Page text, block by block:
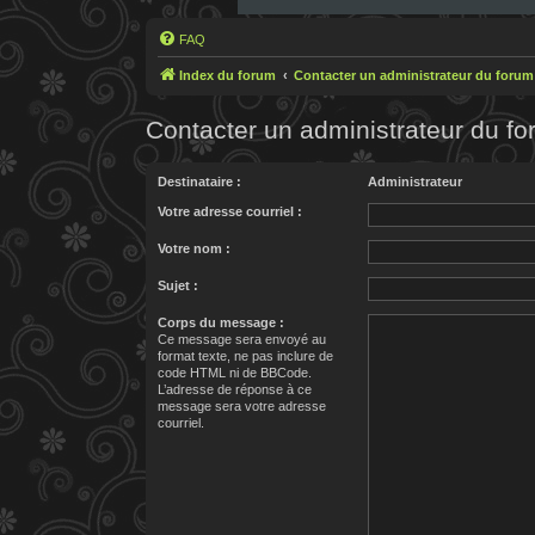
FAQ
Index du forum Contacter un administrateur du forum
Contacter un administrateur du
Destinataire : Administrateur
Votre adresse courriel :
Votre nom :
Sujet :
Corps du message :
Ce message sera envoyé au
format texte, ne pas inclure de
code HTML ni de BBCode.
L’adresse de réponse à ce
message sera votre adresse
courriel.